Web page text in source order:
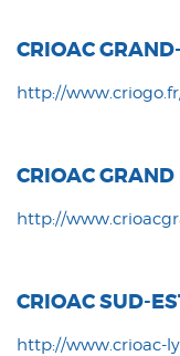
CRIOAC
http://
CRIOAC GRAND
http://
CRIOAC SUD-
http://www.crioac-